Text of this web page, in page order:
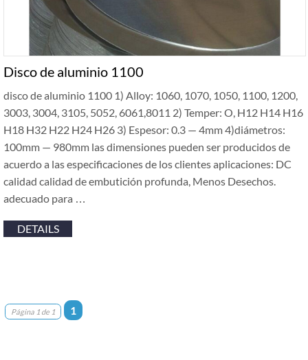
Disco de aluminio 1100
disco de aluminio 1100 1) Alloy: 1060, 1070, 1050, 1100, 1200,
3003, 3004, 3105, 5052, 6061,8011 2) Temper: O, H12 H14 H16
H18 H32 H22 H24 H26 3) Espesor: 0.3 — 4mm 4)diámetros:
100mm — 980mm las dimensiones pueden ser producidos de
acuerdo a las especificaciones de los clientes aplicaciones: DC
calidad calidad de embutición profunda, Menos Desechos.
adecuado para …
DETAILS
Página 1 de 1 1